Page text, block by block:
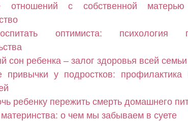
отношений с собственной
оптимиста: психология
сон ребенка – залог здоровья всей семьи
привычки у подростков: профилактика
ребенку пережить смерть домашнего
о чем мы забываем в суете